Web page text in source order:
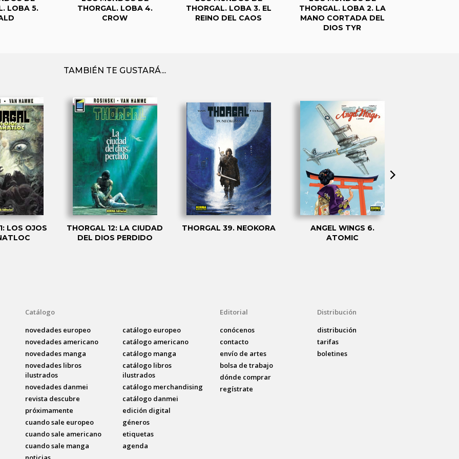
LOBA 5.
THORGAL. LOBA 4.
CROW
THORGAL. LOBA 3. EL
REINO DEL CAOS
THORGAL. LOBA 2. LA
MANO CORTADA DEL
DIOS TYR
TAMBIÉN TE GUSTARÁ...
LOS OJOS
THORGAL 12: LA CIUDAD
DEL DIOS PERDIDO
THORGAL 39. NEOKORA
ANGEL WINGS 6.
ATOMIC
Catálogo
novedades europeo
novedades americano
novedades manga
novedades libros
ilustrados
novedades danmei
revista descubre
próximamente
cuando sale europeo
cuando sale americano
cuando sale manga
catálogo europeo
catálogo americano
catálogo manga
catálogo libros
ilustrados
catálogo merchandising
catálogo danmei
edición digital
géneros
etiquetas
agenda
Editorial
conócenos
contacto
envío de artes
bolsa de trabajo
dónde comprar
regístrate
Distribución
distribución
tarifas
boletines